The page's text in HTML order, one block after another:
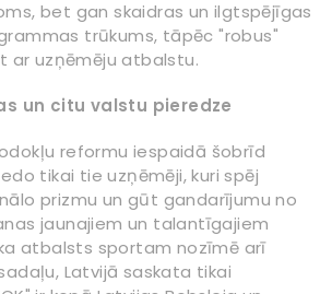
bet gan skaidras un ilgtspējīgas
trūkums, tāpēc "robus"
ar uzņēmēju atbalstu.
un citu valstu pieredze
reformu iespaidā šobrīd
tikai tie uzņēmēji, kuri spēj
prizmu un gūt gandarījumu no
jaunajiem un talantīgajiem
atbalsts sportam nozīmē arī
Latvijā saskata tikai